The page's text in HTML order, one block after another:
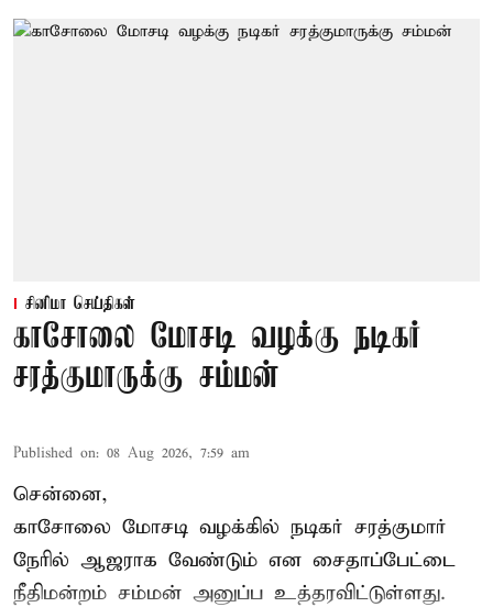
சினிமா செய்திகள்
காசோலை மோசடி வழக்கு நடிகர்
சரத்குமாருக்கு சம்மன்
Published on: 08 Aug 2026, 7:59 am
சென்னை,
காசோலை மோசடி வழக்கில் நடிகர் சரத்குமார்
நேரில் ஆஜராக வேண்டும் என சைதாப்பேட்டை
நீதிமன்றம் சம்மன் அனுப்ப உத்தரவிட்டுள்ளது.